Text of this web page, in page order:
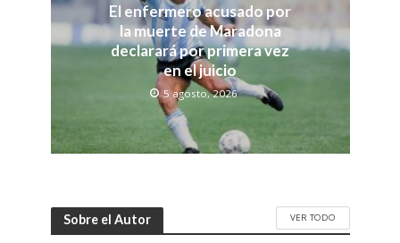
El enfermero acusado por
la muerte de Maradona
declarará por primera vez
en el juicio
5 agosto, 2026
Sobre el Autor VER TODO